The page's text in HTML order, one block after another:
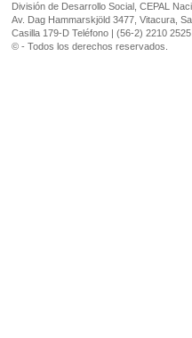
División de Desarrollo Social, CEPAL
Av. Dag Hammarskjöld 3477, Vitacura,
Casilla 179-D Teléfono | (56-2) 2210 2525
© - Todos los derechos reservados.